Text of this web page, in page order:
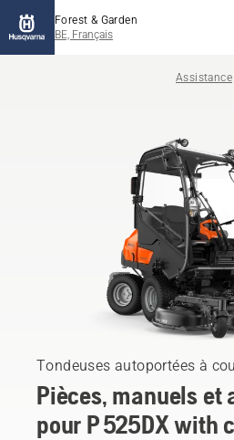
Forest & Garden
BE, Français
Assistance
Tondeuses autoportées à
Pièces, manuels et
pour P 525DX with